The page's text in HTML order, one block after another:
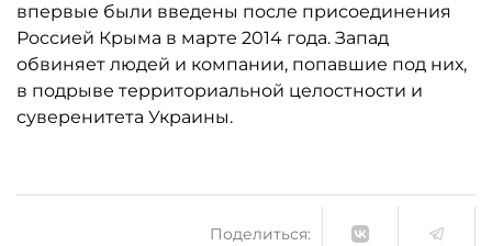
впервые были введены после присоединения
Россией Крыма в марте 2014 года. Запад
обвиняет людей и компании, попавшие под них,
в подрыве территориальной целостности и
суверенитета Украины.
Поделиться: